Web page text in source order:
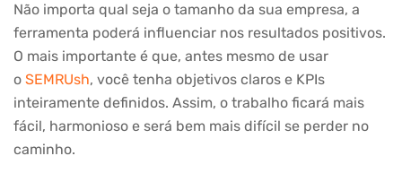
Não importa qual seja o tamanho da sua empresa, a
ferramenta poderá influenciar nos resultados positivos.
O mais importante é que, antes mesmo de usar
o SEMRUsh, você tenha objetivos claros e KPIs
inteiramente definidos. Assim, o trabalho ficará mais
fácil, harmonioso e será bem mais difícil se perder no
caminho.